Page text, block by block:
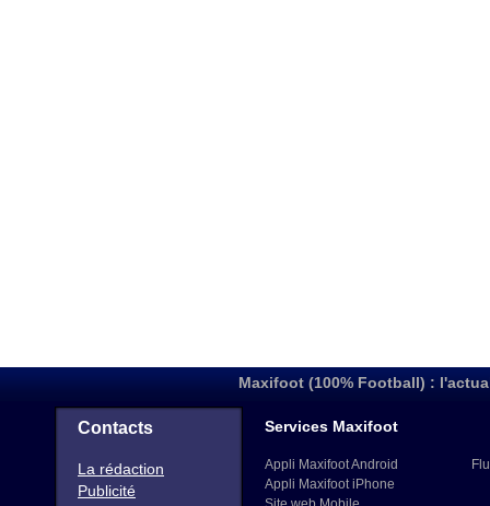
Maxifoot (100% Football) :
Contacts
La rédaction
Publicité
Services Maxifoot
Appli Maxifoot Android
Appli Maxifoot iPhone